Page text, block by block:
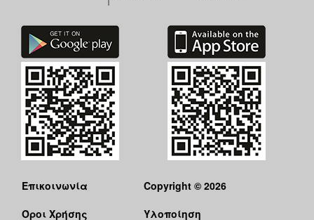
Επικοινωνία
Όροι Χρήσης
Copyright © 2026
Υλοποίηση